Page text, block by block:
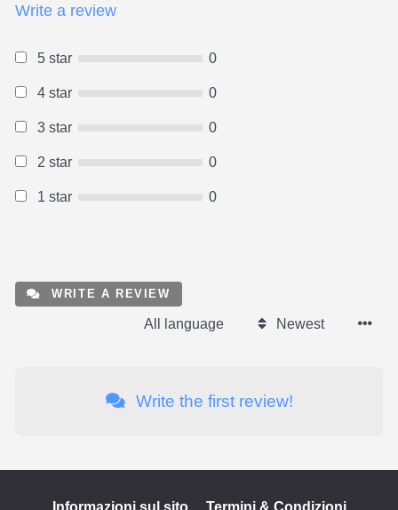
Write a review
5 star 0
4 star 0
3 star 0
2 star 0
1 star 0
WRITE A REVIEW
All language Newest
Write the first review!
Informazioni sul sito Termini & Condizioni